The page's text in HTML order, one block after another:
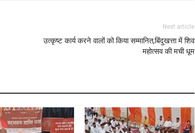
Next article
उत्कृष्ट कार्य करने वालों को किया सम्मानित,बिंदुखत्ता में शिव
महोत्सव की मची धूम